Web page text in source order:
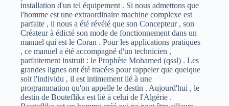
installation d'un tel équipement . Si nous admettons que
l'homme est une extraordinaire machine complexe est
parfaite , il nous a été révélé que son Concepteur , son
Créateur à édicté son mode de fonctionnement dans un
manuel qui est le Coran . Pour les applications pratiques
, ce manuel a été accompagné d'un technicien ,
parfaitement instruit : le Prophète Mohamed (qssl) . Les
grandes lignes ont été tracées pour rappeler que quelque
soit l'individu , il est intimement lié à une
programmation qu'on appelle le destin . Aujourd'hui , le
destin de Bouteflika est lié à celui de l'Algérie .